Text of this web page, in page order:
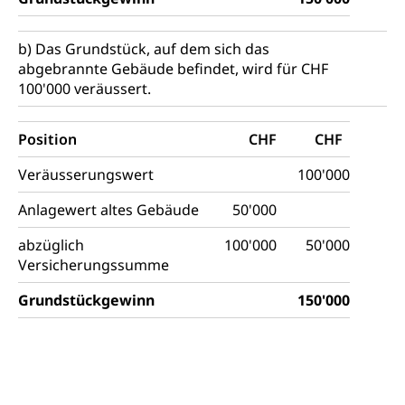
b) Das Grundstück, auf dem sich das
abgebrannte Gebäude befindet, wird für CHF
100'000 veräussert.
Position CHF
CHF
Veräusserungswert
100'000
Anlagewert altes Gebäude
50'000
abzüglich
Versicherungssumme
100'000 50'000
Grundstückgewinn 150'000
Schulferien
Früherziehung
Schuldienste
Betreuungsangebote
Heilpädagogische Schulen
Freiwilliger Schulsport
Stipendien Hochschule Luzern hslu
Pädagogische Hochschule Luzern, PH Luzern, UniLU,
Hochschulen)
swissuniversities
Universität Luzern
Fachstelle Hochschulbildung
Vorschule
Kindergarten, Kinderkrippe, Krippe, Kinderhort,
Kindertagesstätte, Spielgruppe, Tagesmutter,
Freiwilliges Kindergarten Jahr
Kinderbetreuung
Freiwilliges Kindergarten Jahr
Frühe Sprachförderung
Kindergarten & Basisstufe
Frühe Förderung
Gesundheit und Soziales
Konsumentenschutz
Konsumentenrechte, Produktsicherheit,
Preisüberwachung, Preisüberwacher,